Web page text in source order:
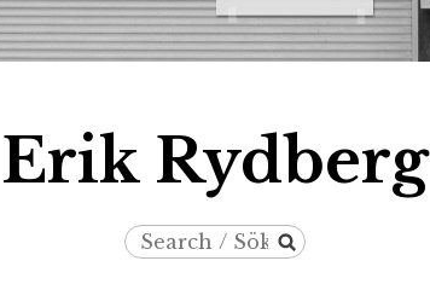
Erik Rydberg
Search